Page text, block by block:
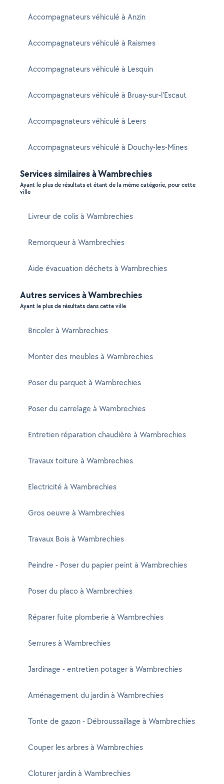
Accompagnateurs véhiculé à Anzin
Accompagnateurs véhiculé à Raismes
Accompagnateurs véhiculé à Lesquin
Accompagnateurs véhiculé à Bruay-sur-l'Escaut
Accompagnateurs véhiculé à Leers
Accompagnateurs véhiculé à Douchy-les-Mines
Services similaires à Wambrechies
Ayant le plus de résultats et étant de la même catégorie, pour cette
ville
Livreur de colis à Wambrechies
Remorqueur à Wambrechies
Aide évacuation déchets à Wambrechies
Autres services à Wambrechies
Ayant le plus de résultats dans cette ville
Bricoler à Wambrechies
Monter des meubles à Wambrechies
Poser du parquet à Wambrechies
Poser du carrelage à Wambrechies
Entretien réparation chaudière à Wambrechies
Travaux toiture à Wambrechies
Electricité à Wambrechies
Gros oeuvre à Wambrechies
Travaux Bois à Wambrechies
Peindre - Poser du papier peint à Wambrechies
Poser du placo à Wambrechies
Réparer fuite plomberie à Wambrechies
Serrures à Wambrechies
Jardinage - entretien potager à Wambrechies
Aménagement du jardin à Wambrechies
Tonte de gazon - Débroussaillage à Wambrechies
Couper les arbres à Wambrechies
Cloturer jardin à Wambrechies